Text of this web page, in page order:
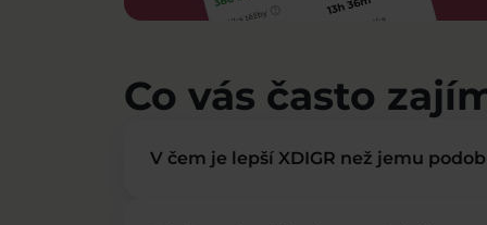
Co vás často
V čem je lepší XDIGR než jemu